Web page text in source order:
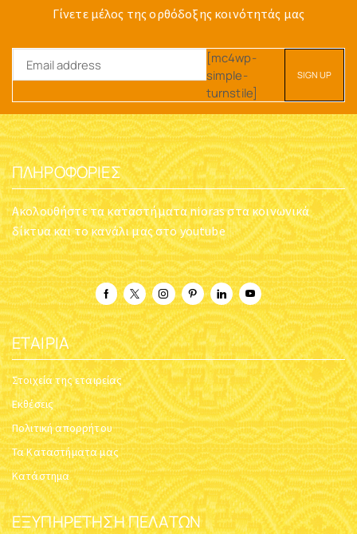
Γίνετε μέλος της ορθόδοξης κοινότητάς μας
[mc4wp-
simple-
turnstile]
ΠΛΗΡΟΦΟΡΊΕΣ
Ακολουθήστε τα καταστήματα nioras στα κοινωνικά
δίκτυα και το κανάλι μας στο youtube
ΕΤΑΙΡΊΑ
Στοιχεία της εταιρείας
Εκθέσεις
Πολιτική απορρήτου
Τα Καταστήματα μας
Κατάστημα
ΕΞΥΠΗΡΈΤΗΣΗ ΠΕΛΑΤΏΝ